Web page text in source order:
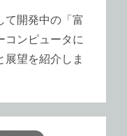
て開発中の「富
コンピュータに
展望を紹介しま